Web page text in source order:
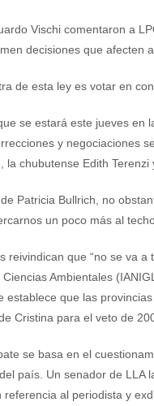
Vischi comentaron a
decisiones que afecten
de esta ley es votar en
se estará este jueves en
y negociaciones
la chubutense Edith
Patricia Bullrich, no
un poco más al
reivindican que “no se va
Ambientales
establece que las
Cristina para el veto de
se basa en el
país. Un senador de LLA
referencia al periodista y